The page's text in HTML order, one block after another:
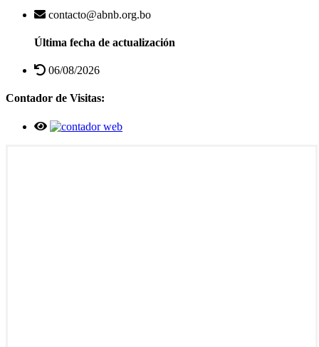
contacto@abnb.org.bo
Última fecha de actualización
06/08/2026
Contador de Visitas: